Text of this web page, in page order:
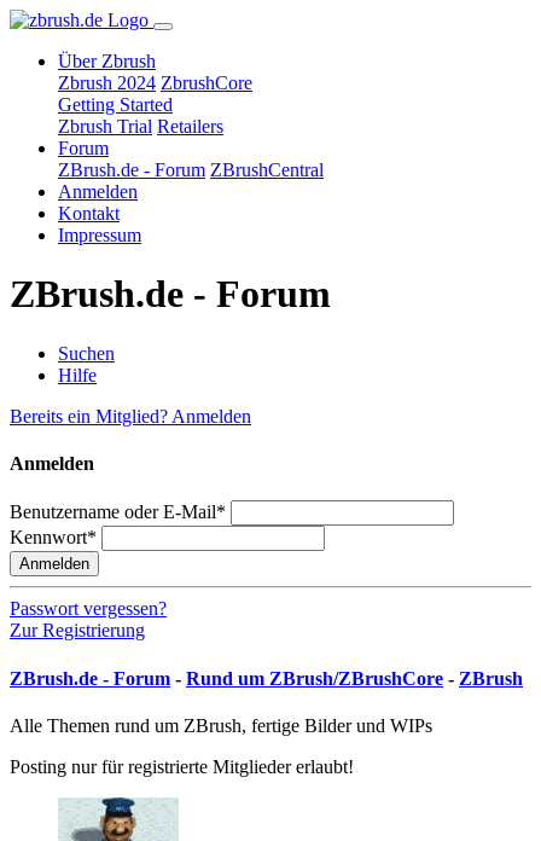
Über Zbrush
Zbrush 2024 ZbrushCore
Getting Started
Zbrush Trial Retailers
Forum
ZBrush.de - Forum ZBrushCentral
Anmelden
Kontakt
Impressum
ZBrush.de - Forum
Suchen
Hilfe
Bereits ein Mitglied? Anmelden
Anmelden
Benutzername oder E-Mail*
Kennwort*
Anmelden
Passwort vergessen?
Zur Registrierung
ZBrush.de - Forum - Rund um ZBrush/ZBrushCore - ZBrush
Alle Themen rund um ZBrush, fertige Bilder und WIPs
Posting nur für registrierte Mitglieder erlaubt!